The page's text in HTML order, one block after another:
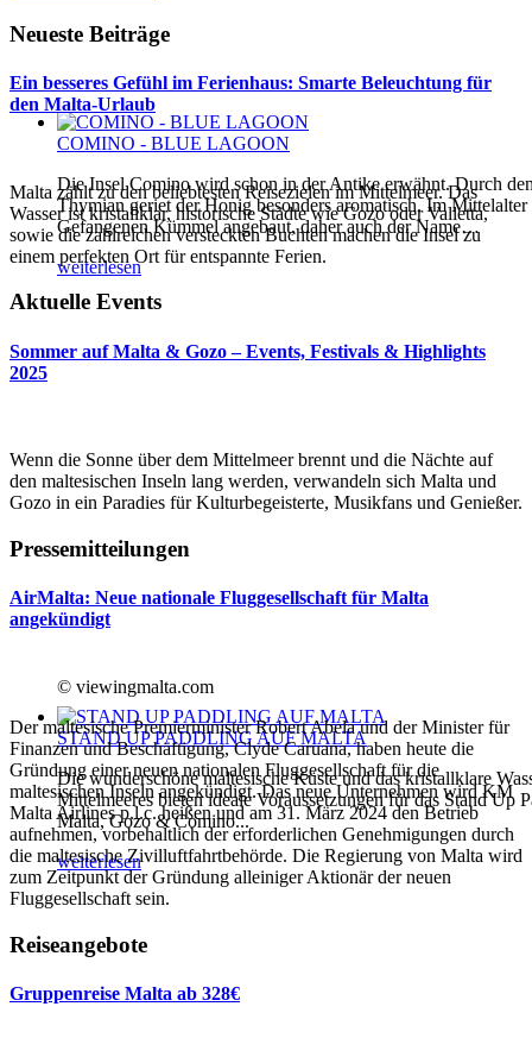
COMINO - BLUE LAGOON
Die Insel Comino wird schon in der Antike erwähnt. Durch
Thymian geriet der Honig besonders aromatisch. Im
Gefangenen Kümmel angebaut, daher auch der Name…
weiterlesen
STAND UP PADDLING AUF MALTA
Die wunderschöne maltesische Küste und das kristallklare
Mittelmeeres bieten ideale Voraussetzungen für das Stand Up
Malta, Gozo & Comino...
weiterlesen
Neueste Beiträge
Ein besseres Gefühl im Ferienhaus: Smarte Beleuchtung für
den Malta-Urlaub
Malta zählt zu den beliebtesten Reisezielen im Mittelmeer. Das
Wasser ist kristallklar, historische Städte wie Gozo oder Valletta,
sowie die zahlreichen versteckten Buchten machen die Insel zu
einem perfekten Ort für entspannte Ferien.
Aktuelle Events
Sommer auf Malta & Gozo – Events, Festivals & Highlights
2025
Wenn die Sonne über dem Mittelmeer brennt und die Nächte auf
den maltesischen Inseln lang werden, verwandeln sich Malta und
Gozo in ein Paradies für Kulturbegeisterte, Musikfans und Genießer.
Pressemitteilungen
AirMalta: Neue nationale Fluggesellschaft für Malta
angekündigt
© viewingmalta.com
Der maltesische Premierminister Robert Abela und der Minister für
Finanzen und Beschäftigung, Clyde Caruana, haben heute die
Gründung einer neuen nationalen Fluggesellschaft für die
maltesischen Inseln angekündigt. Das neue Unternehmen wird KM
Malta Airlines p.l.c. heißen und am 31. März 2024 den Betrieb
aufnehmen, vorbehaltlich der erforderlichen Genehmigungen durch
die maltesische Zivilluftfahrtbehörde. Die Regierung von Malta wird
zum Zeitpunkt der Gründung alleiniger Aktionär der neuen
Fluggesellschaft sein.
Reiseangebote
Gruppenreise Malta ab 328€